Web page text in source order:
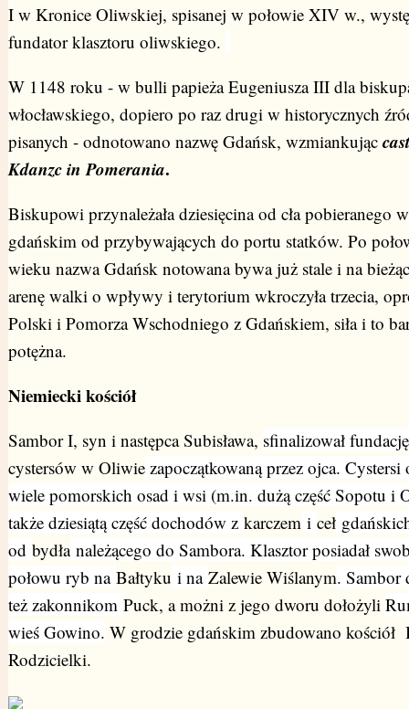
I w Kronice Oliwskiej, spisanej w połowie XIV w.,
fundator klasztoru oliwskiego.
W 1148 roku - w bulli papieża Eugeniusza III dla
włocławskiego, dopiero po raz drugi w historycznych
pisanych - odnotowano nazwę Gdańsk, wzmiankując
Kdanzc in Pomerania.
Biskupowi przynależała dziesięcina od cła pobieranego
gdańskim od przybywających do portu statków. Po
wieku nazwa Gdańsk notowana bywa już stale i na
arenę walki o wpływy i terytorium wkroczyła trzecia,
Polski i Pomorza Wschodniego z Gdańskiem, siła i to
potężna.
Niemiecki kościół
Sambor I, syn i następca Subisława, sfinalizował fundację
cystersów w Oliwiezapoczątkowaną przez ojca. Cystersi
wiele pomorskich osad i wsi (m.in. dużą część Sopotu i
także dziesiątą część dochodów z karczem i ceł
od bydła należącego do Sambora. Klasztor posiadał
połowu ryb na Bałtyku i na Zalewie Wiślanym. Sambor
też zakonnikom Puck, a możni z jego dworu dołożyli
wieś Gowino. W grodzie gdańskim zbudowano kościół
Rodzicielki.